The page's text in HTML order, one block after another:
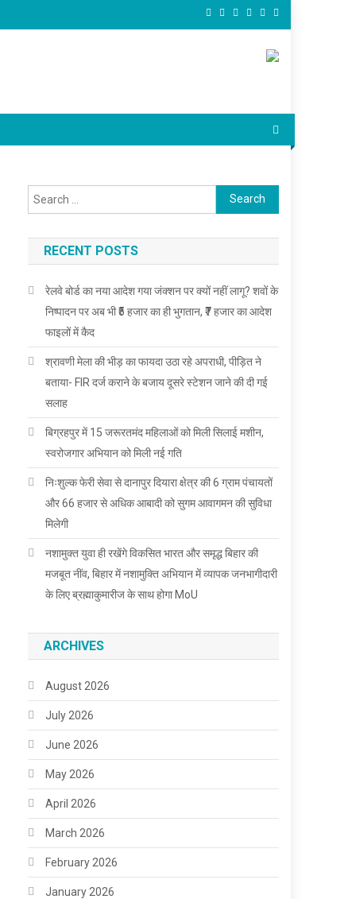
Search
for:
RECENT POSTS
रेलवे बोर्ड का नया आदेश गया जंक्शन पर क्यों नहीं लागू? शवों के
निष्पादन पर अब भी ₹5 हजार का ही भुगतान, ₹7 हजार का आदेश
फाइलों में कैद
श्रावणी मेला की भीड़ का फायदा उठा रहे अपराधी, पीड़ित ने
बताया- FIR दर्ज कराने के बजाय दूसरे स्टेशन जाने की दी गई
सलाह
बिग्रहपुर में 15 जरूरतमंद महिलाओं को मिली सिलाई मशीन,
स्वरोजगार अभियान को मिली नई गति
निःशुल्क फेरी सेवा से दानापुर दियारा क्षेत्र की 6 ग्राम पंचायतों
और 66 हजार से अधिक आबादी को सुगम आवागमन की सुविधा
मिलेगी
नशामुक्त युवा ही रखेंगे विकसित भारत और समृद्ध बिहार की
मजबूत नींव, बिहार में नशामुक्ति अभियान में व्यापक जनभागीदारी
के लिए ब्रह्माकुमारीज के साथ होगा MoU
ARCHIVES
August 2026
July 2026
June 2026
May 2026
April 2026
March 2026
February 2026
January 2026